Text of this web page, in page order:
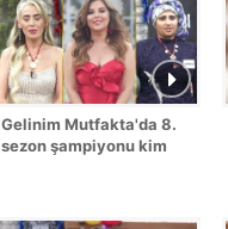
Gelinim Mutfakta'da 8.
sezon şampiyonu kim